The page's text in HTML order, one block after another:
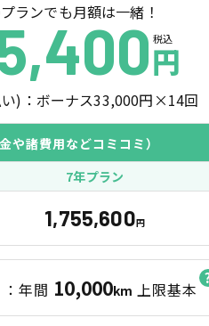
ランでも月額は一緒！
税込
円
)：ボーナス33,000円×14回
金や諸費用などコミコミ）
7年プラン
1,755,600円
：年間 10,000km 上限基本